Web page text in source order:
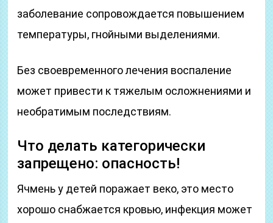
заболевание сопровождается повышением
температуры, гнойными выделениями.
Без своевременного лечения воспаление
может привести к тяжелым осложнениями и
необратимым последствиям.
Что делать категорически
запрещено: опасность!
Ячмень у детей поражает веко, это место
хорошо снабжается кровью, инфекция может